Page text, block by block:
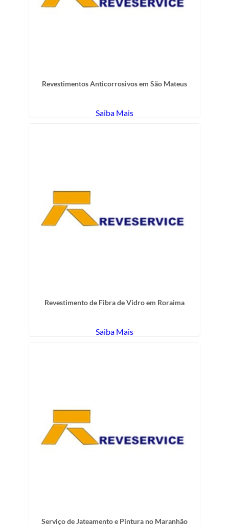
Revestimentos Anticorrosivos em São Mateus
Saiba Mais
Revestimento de Fibra de Vidro em Roraima
Saiba Mais
Serviço de Jateamento e Pintura no Maranhão